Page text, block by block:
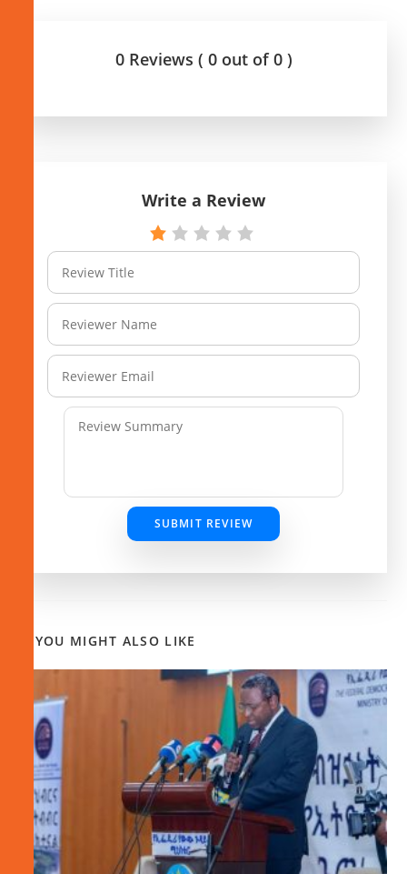
0 Reviews ( 0 out of 0 )
Write a Review
SUBMIT REVIEW
YOU MIGHT ALSO LIKE